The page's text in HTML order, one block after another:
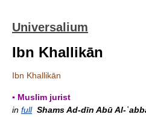
Universalium
Ibn Khallikān
Ibn Khallikān
▪ Muslim jurist
in full Shams Ad-dīn Abū Al-